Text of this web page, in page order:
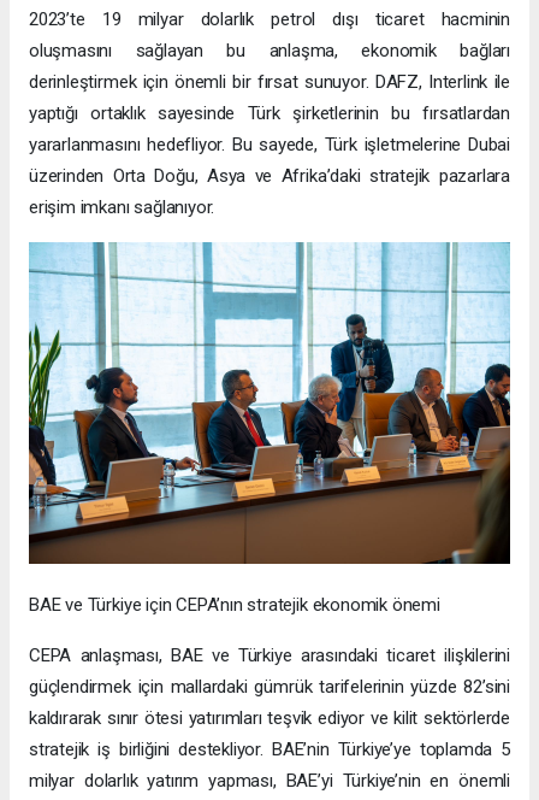
2023’te 19 milyar dolarlık petrol dışı ticaret hacminin
oluşmasını sağlayan bu anlaşma, ekonomik bağları
derinleştirmek için önemli bir fırsat sunuyor. DAFZ, Interlink ile
yaptığı ortaklık sayesinde Türk şirketlerinin bu fırsatlardan
yararlanmasını hedefliyor. Bu sayede, Türk işletmelerine Dubai
üzerinden Orta Doğu, Asya ve Afrika’daki stratejik pazarlara
erişim imkanı sağlanıyor.
BAE ve Türkiye için CEPA’nın stratejik ekonomik önemi
CEPA anlaşması, BAE ve Türkiye arasındaki ticaret ilişkilerini
güçlendirmek için mallardaki gümrük tarifelerinin yüzde 82’sini
kaldırarak sınır ötesi yatırımları teşvik ediyor ve kilit sektörlerde
stratejik iş birliğini destekliyor. BAE’nin Türkiye’ye toplamda 5
milyar dolarlık yatırım yapması, BAE’yi Türkiye’nin en önemli